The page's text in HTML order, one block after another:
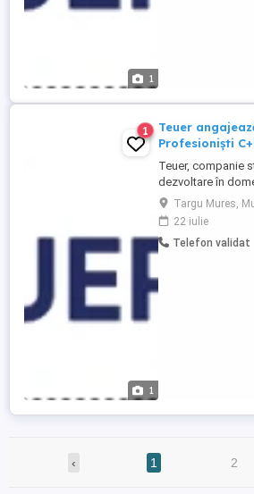
1
1
1
Teuer
Profesioniști
Teuer, companie
dezvoltare în
își extinde echipa
angajează șoferi
(categoria C+E)
internaționale tur-
Targu Mures,
22 iulie
Telefon validat
‹ 1 2